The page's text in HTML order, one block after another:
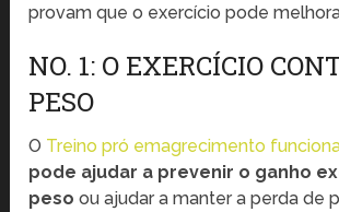
provam que o exercício pode
NO. 1: O EXERCÍCIO
PESO
O Treino pró emagrecimento
pode ajudar a prevenir o ganho
peso ou ajudar a manter a perda de